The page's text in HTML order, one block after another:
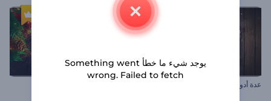
عدة أدوات مبيعات المنتج
يوجد شيء ما خطأ Something went
wrong. Failed to fetch